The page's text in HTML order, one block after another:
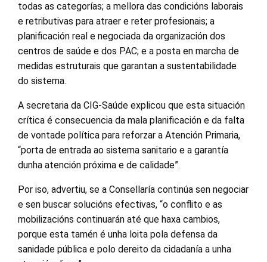
todas as categorías; a mellora das condicións laborais
e retributivas para atraer e reter profesionais; a
planificación real e negociada da organización dos
centros de saúde e dos PAC; e a posta en marcha de
medidas estruturais que garantan a sustentabilidade
do sistema.
A secretaria da CIG-Saúde explicou que esta situación
crítica é consecuencia da mala planificación e da falta
de vontade política para reforzar a Atención Primaria,
“porta de entrada ao sistema sanitario e a garantía
dunha atención próxima e de calidade”.
Por iso, advertiu, se a Consellaría continúa sen negociar
e sen buscar solucións efectivas, “o conflito e as
mobilizacións continuarán até que haxa cambios,
porque esta tamén é unha loita pola defensa da
sanidade pública e polo dereito da cidadanía a unha